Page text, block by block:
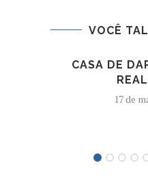
VOCÊ
CASA DE
17 de